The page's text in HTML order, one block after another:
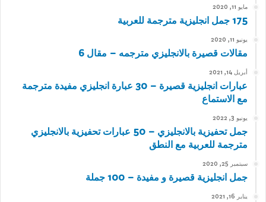
مايو 11, 2020
175 جمل انجليزية مترجمة للعربية
يونيو 11, 2020
مقالات قصيرة بالانجليزي مترجمه – مقال 6
أبريل 14, 2021
عبارات انجليزية قصيرة – 30 عبارة انجليزي مفيدة مترجمة
مع الاستماع
يونيو 3, 2022
جمل تحفيزية بالانجليزي – 50 عبارات تحفيزية بالانجليزي
مترجمة للعربية مع النطق
سبتمبر 25, 2020
جمل انجليزية قصيرة و مفيدة – 100 جملة
يناير 16, 2021